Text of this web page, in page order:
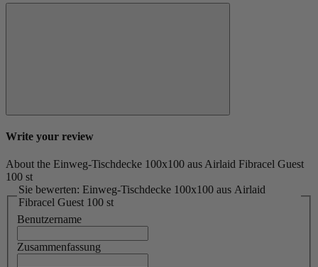
Write your review
About the Einweg-Tischdecke 100x100 aus Airlaid Fibracel Guest
100 st
Sie bewerten: Einweg-Tischdecke 100x100 aus Airlaid
Fibracel Guest 100 st
Benutzername
Zusammenfassung